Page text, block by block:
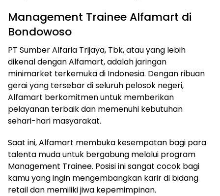
Management Trainee Alfamart di
Bondowoso
PT Sumber Alfaria Trijaya, Tbk, atau yang lebih
dikenal dengan Alfamart, adalah jaringan
minimarket terkemuka di Indonesia. Dengan ribuan
gerai yang tersebar di seluruh pelosok negeri,
Alfamart berkomitmen untuk memberikan
pelayanan terbaik dan memenuhi kebutuhan
sehari-hari masyarakat.
Saat ini, Alfamart membuka kesempatan bagi para
talenta muda untuk bergabung melalui program
Management Trainee. Posisi ini sangat cocok bagi
kamu yang ingin mengembangkan karir di bidang
retail dan memiliki jiwa kepemimpinan.